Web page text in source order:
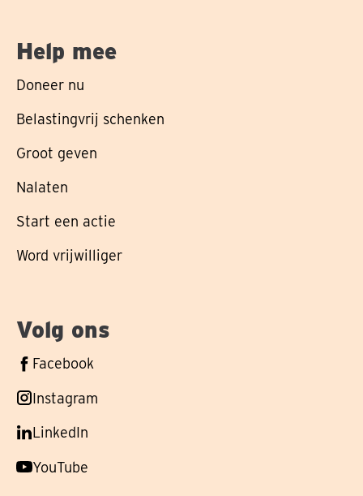
Help mee
Doneer nu
Belastingvrij schenken
Groot geven
Nalaten
Start een actie
Word vrijwilliger
Volg ons
Volg
op
Facebook
Volg
op
Instagram
Volg
op
LinkedIn
Volg
YouTube